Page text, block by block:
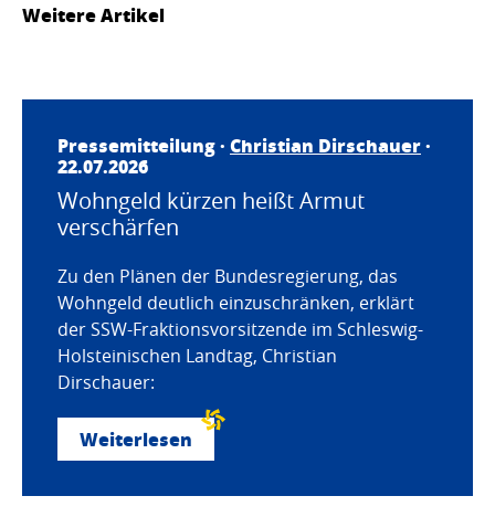
Weitere Artikel
Pressemitteilung · Christian Dirschauer·
22.07.2026
Wohngeld kürzen heißt Armut
verschärfen
Zu den Plänen der Bundesregierung, das
Wohngeld deutlich einzuschränken, erklärt
der SSW-Fraktionsvorsitzende im Schleswig-
Holsteinischen Landtag, Christian
Dirschauer:
Weiterlesen